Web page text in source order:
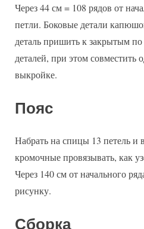
Через 44 см = 108 рядов от
петли. Боковые детали
деталь пришить к закрытым
деталей, при этом совместить
выкройке.
Пояс
Набрать на спицы 13 петель и
кромочные провязывать, как
Через 140 см от начального
рисунку.
Сборка